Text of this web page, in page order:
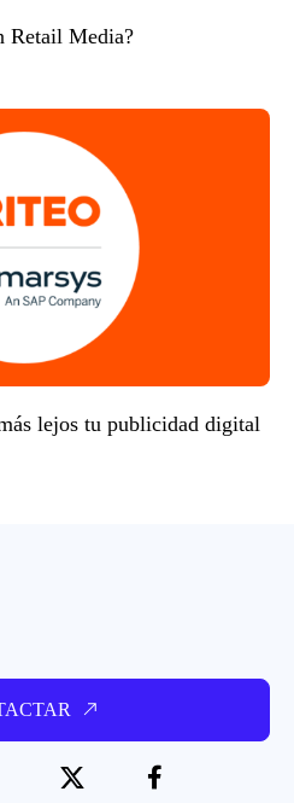
Retail Media?
lejos tu publicidad digital